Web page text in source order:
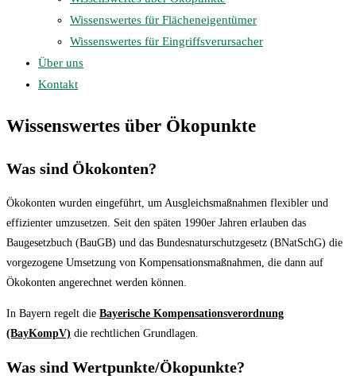
Wissenswertes für Flächeneigentümer
Wissenswertes für Eingriffsverursacher
Über uns
Kontakt
Wissenswertes über Ökopunkte
Was sind Ökokonten?
Ökokonten wurden eingeführt, um Ausgleichsmaßnahmen flexibler und
effizienter umzusetzen. Seit den späten 1990er Jahren erlauben das
Baugesetzbuch (BauGB) und das Bundesnaturschutzgesetz (BNatSchG) die
vorgezogene Umsetzung von Kompensationsmaßnahmen, die dann auf
Ökokonten angerechnet werden können.
In Bayern regelt die Bayerische Kompensationsverordnung
(BayKompV) die rechtlichen Grundlagen.
Was sind Wertpunkte/Ökopunkte?